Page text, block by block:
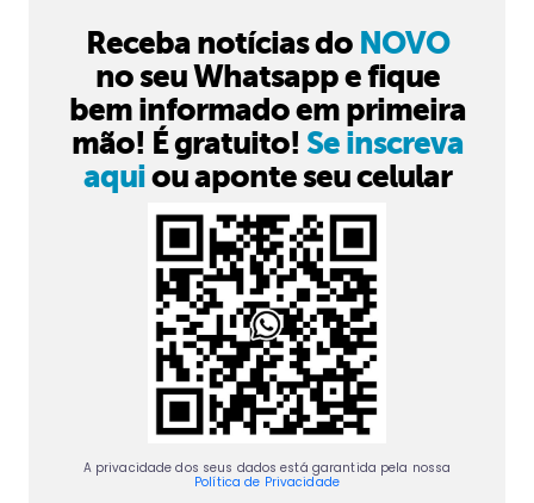
Receba notícias do NOVO
no seu Whatsapp e fique
bem informado em primeira
mão! É gratuito! Se inscreva
aquiou aponte seu celular
A privacidade dos seus dados está garantida pela nossa
Política de Privacidade